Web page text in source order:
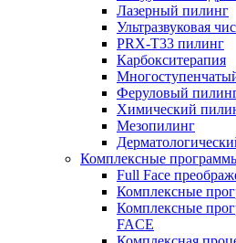
Лазерный пилинг
Ультразвуковая
PRX-T33 пилинг
Карбокситерапия
Феруловый
Химический
Мезопилинг
Комплексные
Full Face
Комплексные
Комплексные
FACE